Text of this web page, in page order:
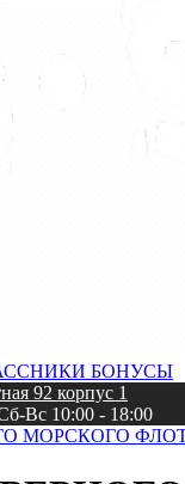
БОНУСЫ
92 корпус 1
Вс 10:00 - 18:00